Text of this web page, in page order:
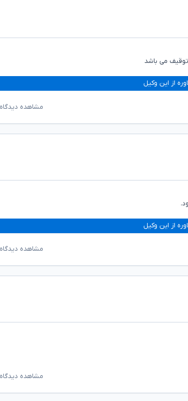
می باشد
از این وکیل
مشاهده
از این وکیل
مشاهده
مشاهده